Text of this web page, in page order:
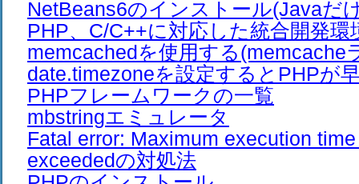
NetBeans6のインストール(Javaだ
PHP、C/C++に対応した統合開発環
memcachedを使用する(memcache
date.timezoneを設定するとPHPが
PHPフレームワークの一覧
mbstringエミュレータ
Fatal error: Maximum execution
exceededの対処法